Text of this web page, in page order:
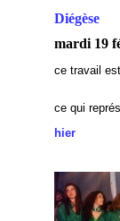
Diégèse
mardi 19
ce travail
ce qui
hier